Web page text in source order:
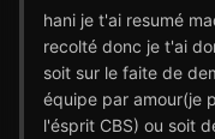
hani je t'ai resumé
recolté donc je t'ai
soit sur le faite de
équipe par amour(je
l'ésprit CBS) ou soit